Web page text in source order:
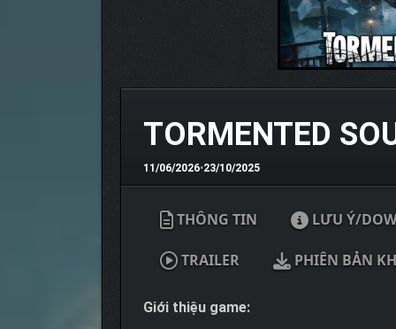
TORMENTED
11/06/2026•23/10/2025
THÔNG TIN LƯU Ý/
TRAILER PHIÊN BẢN
Giới thiệu game: